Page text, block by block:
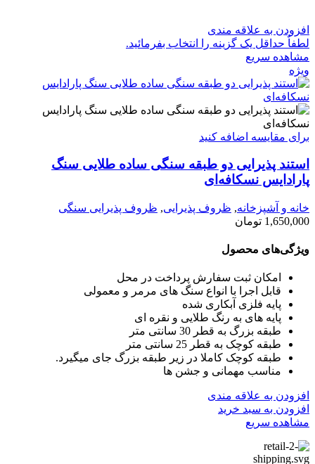
افزودن به علاقه مندی
لطفاٌ حداقل یک گزینه را انتخاب بفرمائید.
مشاهده سریع
ویژه
برای مقایسه اضافه کنید
استند پذیرایی دو طبقه سنگی ساده طلایی سنگ
پارادایس نسکافه‌ای
خانه و آشپزخانه, ظروف پذیرایی, ظروف پذیرایی سنگی
1,650,000 تومان
ویژگی‌های محصول
امکان ثبت سفارش پرداخت در محل
قابل اجرا با انواع سنگ های مرمر و معمولی
پایه فلزی آبکاری شده
پایه های به رنگ طلایی و نقره ای
طبقه بزرگ به قطر 30 سانتی متر
طبقه کوچک به قطر 25 سانتی متر
طبقه کوچک کاملا در زیر طبقه بزرگ جای میگیرد.
مناسب مهمانی و جشن ها
افزودن به علاقه مندی
افزودن به سبد خرید
مشاهده سریع